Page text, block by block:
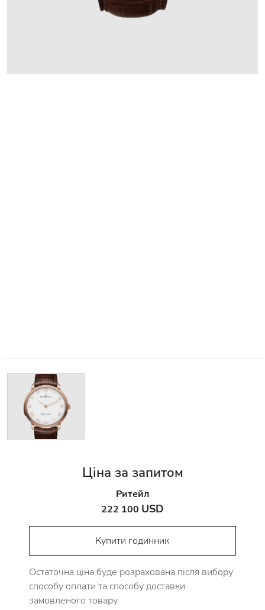
Ціна за запитом
Ритейл
222 100 USD
Купити годинник
Остаточна ціна буде розрахована після вибору
способу оплати та способу доставки
замовленого товару